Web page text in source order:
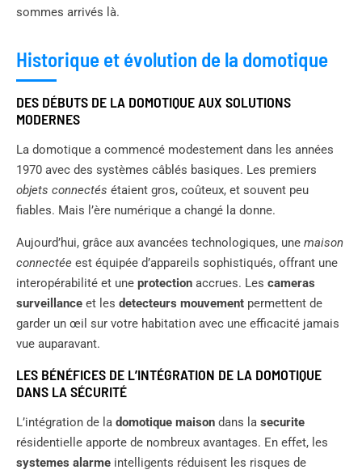
sommes arrivés là.
Historique et évolution de la domotique
DES DÉBUTS DE LA DOMOTIQUE AUX SOLUTIONS
MODERNES
La domotique a commencé modestement dans les années
1970 avec des systèmes câblés basiques. Les premiers
objets connectés étaient gros, coûteux, et souvent peu
fiables. Mais l’ère numérique a changé la donne.
Aujourd’hui, grâce aux avancées technologiques, une maison
connectée est équipée d’appareils sophistiqués, offrant une
interopérabilité et une protection accrues. Les cameras
surveillance et les detecteurs mouvement permettent de
garder un œil sur votre habitation avec une efficacité jamais
vue auparavant.
LES BÉNÉFICES DE L’INTÉGRATION DE LA DOMOTIQUE
DANS LA SÉCURITÉ
L’intégration de la domotique maison dans la securite
résidentielle apporte de nombreux avantages. En effet, les
systemes alarme intelligents réduisent les risques de